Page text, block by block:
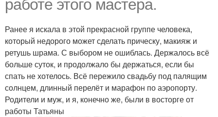
работе этого мастера.
Ранее я искала в этой прекрасной группе человека,
который недорого может сделать прическу, макияж и
ретушь шрама. С выбором не ошиблась. Держалось всё
больше суток, и продолжало бы держаться, если бы
спать не хотелось. Всё пережило свадьбу под палящим
солнцем, длинный перелёт и марафон по аэропорту.
Родители и муж, и я, конечно же, были в восторге от
работы Татьяны